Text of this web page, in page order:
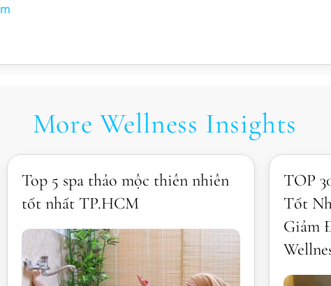
More Wellness Insights
Top 5 spa thảo mộc thiên nhiên
tốt nhất TP.HCM
TOP
Tốt
Giảm